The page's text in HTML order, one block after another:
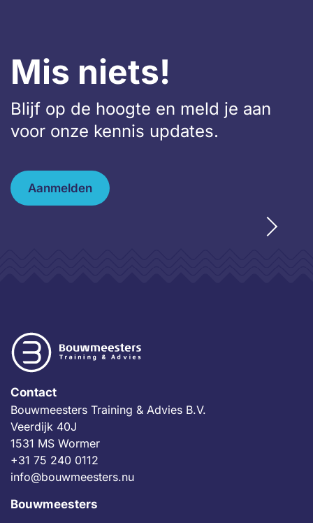
Mis niets!
Blijf op de hoogte en meld je aan
voor onze kennis updates.
Aanmelden
Contact
Bouwmeesters Training & Advies B.V.
Veerdijk 40J
1531 MS Wormer
+31 75 240 0112
info@bouwmeesters.nu
Bouwmeesters